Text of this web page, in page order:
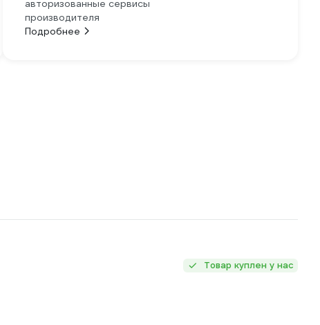
авторизованные сервисы
производителя
Подробнее
Товар куплен у нас